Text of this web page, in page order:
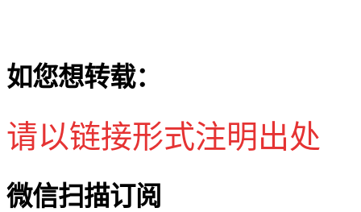
如您想转载：
请以链接形式注明出处
微信扫描订阅